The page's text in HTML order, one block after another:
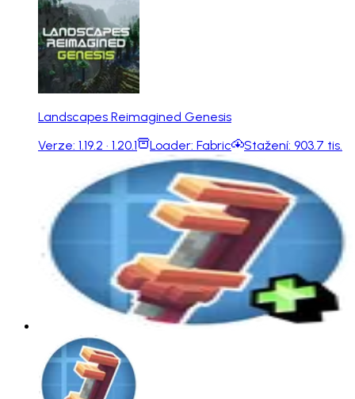
Landscapes Reimagined Genesis
Verze: 1.19.2 · 1.20.1 Loader: Fabric Stažení: 903.7 tis.